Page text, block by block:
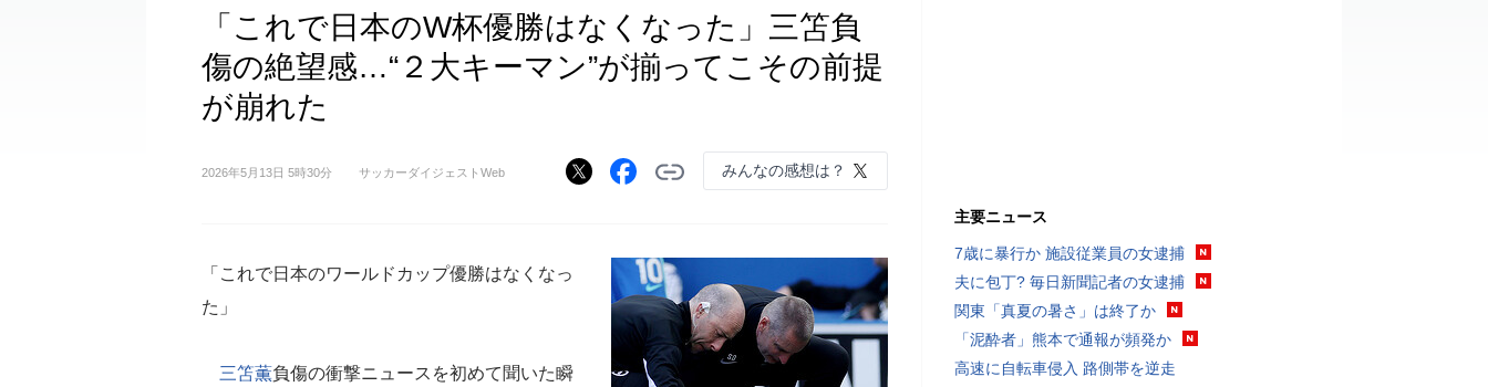
「これで日本のW杯優勝はなくなった」三笘負
傷の絶望感…“２大キーマン”が揃ってこその前提
が崩れた
2026年5月13日 5時30分 サッカーダイジェストWeb みんなの感想は？
「これで日本のワールドカップ優勝はなくなっ
た」
三笘薫負傷の衝撃ニュースを初めて聞いた瞬
主要ニュース
7歳に暴行か 施設従業員の女逮捕
夫に包丁? 毎日新聞記者の女逮捕
関東「真夏の暑さ」は終了か
「泥酔者」熊本で通報が頻発か
高速に自転車侵入 路側帯を逆走